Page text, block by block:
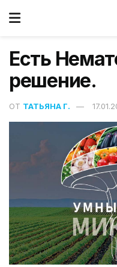
Есть
решение.
ОТ ТАТЬЯНА Г.